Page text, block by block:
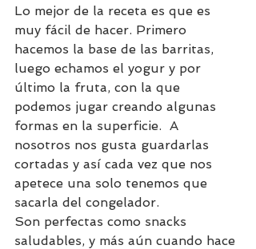
Lo mejor de la receta es que es
muy fácil de hacer. Primero
hacemos la base de las barritas,
luego echamos el yogur y por
último la fruta, con la que
podemos jugar creando algunas
formas en la superficie.  A
nosotros nos gusta guardarlas
cortadas y así cada vez que nos
apetece una solo tenemos que
sacarla del congelador.
Son perfectas como snacks
saludables, y más aún cuando hace